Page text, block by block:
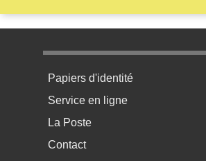
Menu pratique bas de page 1
Papiers d'identité
Service en ligne
La Poste
Contact